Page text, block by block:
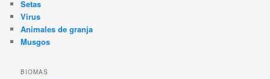
Setas
Virus
Animales de granja
Musgos
BIOMAS